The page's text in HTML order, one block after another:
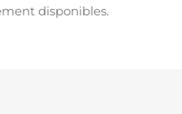
disponibles.